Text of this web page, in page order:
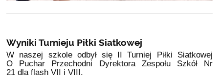
Wyniki Turnieju Piłki Siatkowej
W naszej szkole odbył się II Turniej Piłki Siatkowej
O Puchar Przechodni Dyrektora Zespołu Szkół Nr
21 dla flash VII i VIII.